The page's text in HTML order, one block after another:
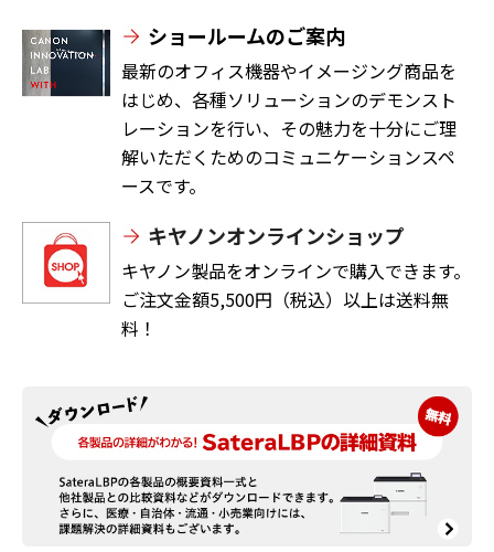
ショールームのご案内
最新のオフィス機器やイメージング商品を
はじめ、各種ソリューションのデモンスト
レーションを行い、その魅力を十分にご理
解いただくためのコミュニケーションスペ
ースです。
キヤノンオンラインショップ
キヤノン製品をオンラインで購入できます。
ご注文金額5,500円（税込）以上は送料無
料！